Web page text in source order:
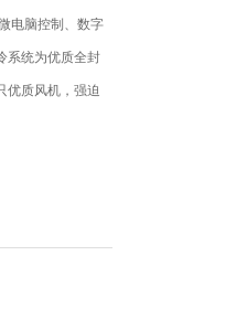
电脑控制、数字
系统为优质全封
优质风机，强迫